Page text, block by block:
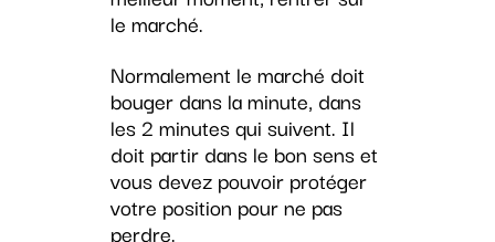
le marché.
Normalement le marché doit
bouger dans la minute, dans
les 2 minutes qui suivent. Il
doit partir dans le bon sens et
vous devez pouvoir protéger
votre position pour ne pas
perdre.